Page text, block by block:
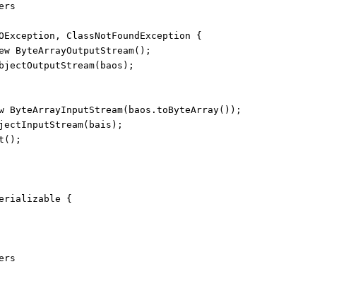
ClassNotFoundException {
ByteArrayOutputStream();
ByteArrayInputStream(baos.toByteArray());
{